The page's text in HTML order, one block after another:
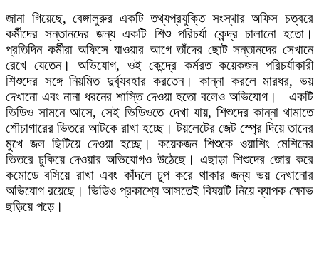
জানা গিয়েছে, বেঙ্গালুরুর একটি তথ্যপ্রযুক্তি সংস্থার অফিস চত্বরে
কর্মীদের সন্তানদের জন্য একটি শিশু পরিচর্যা কেন্দ্র চালানো হতো।
প্রতিদিন কর্মীরা অফিসে যাওয়ার আগে তাঁদের ছোট সন্তানদের সেখানে
রেখে যেতেন। অভিযোগ, ওই কেন্দ্রে কর্মরত কয়েকজন পরিচর্যাকারী
শিশুদের সঙ্গে নিয়মিত দুর্ব্যবহার করতেন। কান্না করলে মারধর, ভয়
দেখানো এবং নানা ধরনের শাস্তি দেওয়া হতো বলেও অভিযোগ। একটি
ভিডিও সামনে আসে, সেই ভিডিওতে দেখা যায়, শিশুদের কান্না থামাতে
শৌচাগারের ভিতরে আটকে রাখা হচ্ছে। টয়লেটের জেট স্প্রে দিয়ে তাদের
মুখে জল ছিটিয়ে দেওয়া হচ্ছে। কয়েকজন শিশুকে ওয়াশিং মেশিনের
ভিতরে ঢুকিয়ে দেওয়ার অভিযোগও উঠেছে। এছাড়া শিশুদের জোর করে
কমোডে বসিয়ে রাখা এবং কাঁদলে চুপ করে থাকার জন্য ভয় দেখানোর
অভিযোগ রয়েছে। ভিডিও প্রকাশ্যে আসতেই বিষয়টি নিয়ে ব্যাপক ক্ষোভ
ছড়িয়ে পড়ে।